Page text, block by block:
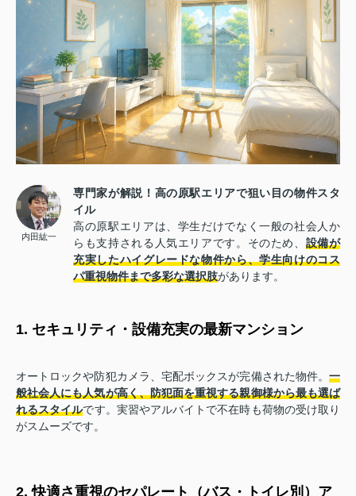
内田紘一
専門家が解説！高の原駅エリアで狙い目の物件スタ
イル
高の原駅エリアは、学生だけでなく一般の社会人か
らも支持される人気エリアです。そのため、 設備が
充実したハイグレードな物件から、学生向けのコス
パ重視物件まで多彩な選択肢があります。
1. セキュリティ・設備充実の最新マンション
オートロックや防犯カメラ、宅配ボックスが完備された物件。 一
般社会人にも人気が高く、防犯面を重視する親御様から最も選ば
れるスタイルです。実習やアルバイトで不在時も荷物の受け取り
がスムーズです。
2. 快適さ重視のセパレート（バス・トイレ別）ア